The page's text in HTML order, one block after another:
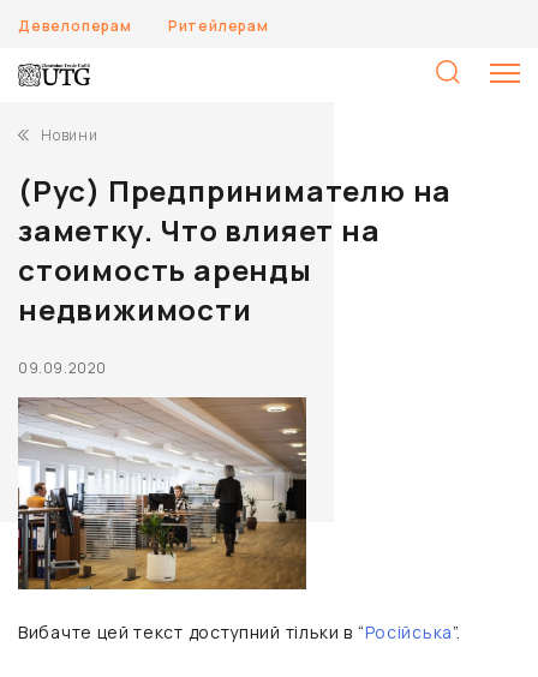
Девелоперам Ритейлерам
Новини
(Рус) Предпринимателю на
заметку. Что влияет на
стоимость аренды
недвижимости
09.09.2020
Вибачте цей текст доступний тільки в “Російська”.